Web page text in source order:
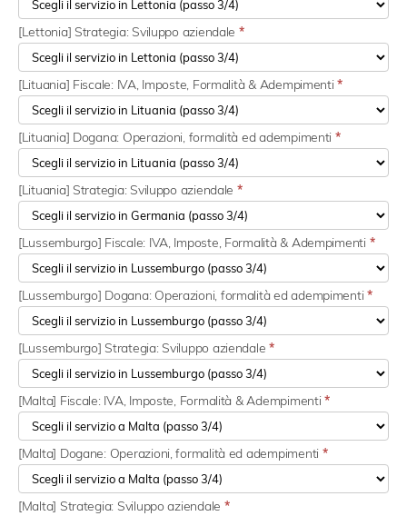
[Lettonia] Strategia: Sviluppo aziendale *
[Lituania] Fiscale: IVA, Imposte, Formalità & Adempimenti*
[Lituania] Dogana: Operazioni, formalità ed adempimenti *
[Lituania] Strategia: Sviluppo aziendale *
[Lussemburgo] Fiscale: IVA, Imposte, Formalità & Adempimenti *
[Lussemburgo] Dogana: Operazioni, formalità ed adempimenti*
[Lussemburgo] Strategia: Sviluppo aziendale*
[Malta] Fiscale: IVA, Imposte, Formalità & Adempimenti*
[Malta] Dogane: Operazioni, formalità ed adempimenti *
[Malta] Strategia: Sviluppo aziendale *